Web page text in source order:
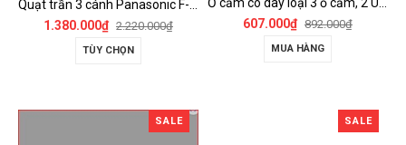
Quạt trần 3 cánh Panasonic F-60FV2
1.380.000₫ 2.220.000₫
TÙY CHỌN
607.000₫ 892.000₫
MUA HÀNG
SALE SALE